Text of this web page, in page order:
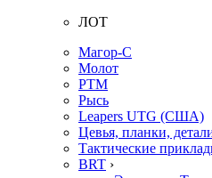
ЛОТ
Магор-С
Молот
РТМ
Рысь
Leapers UTG (США)
Цевья, планки,
Тактические
BRT ›